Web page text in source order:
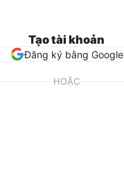
Tạo tài khoản
Đăng ký bằng Google
HOẶC